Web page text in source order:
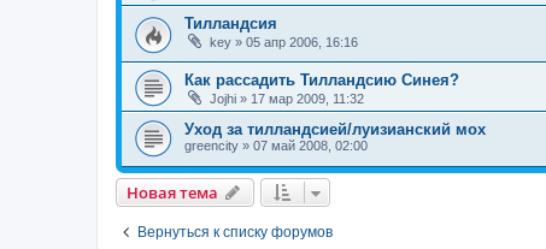
Тилландсия
key » 05 апр 2006, 16:16
Как рассадить Тилландсию Синея?
Jojhi » 17 мар 2009, 11:32
Уход за тилландсией/луизианский мох
greencity » 07 май 2008, 02:00
Новая тема
Вернуться к списку форумов